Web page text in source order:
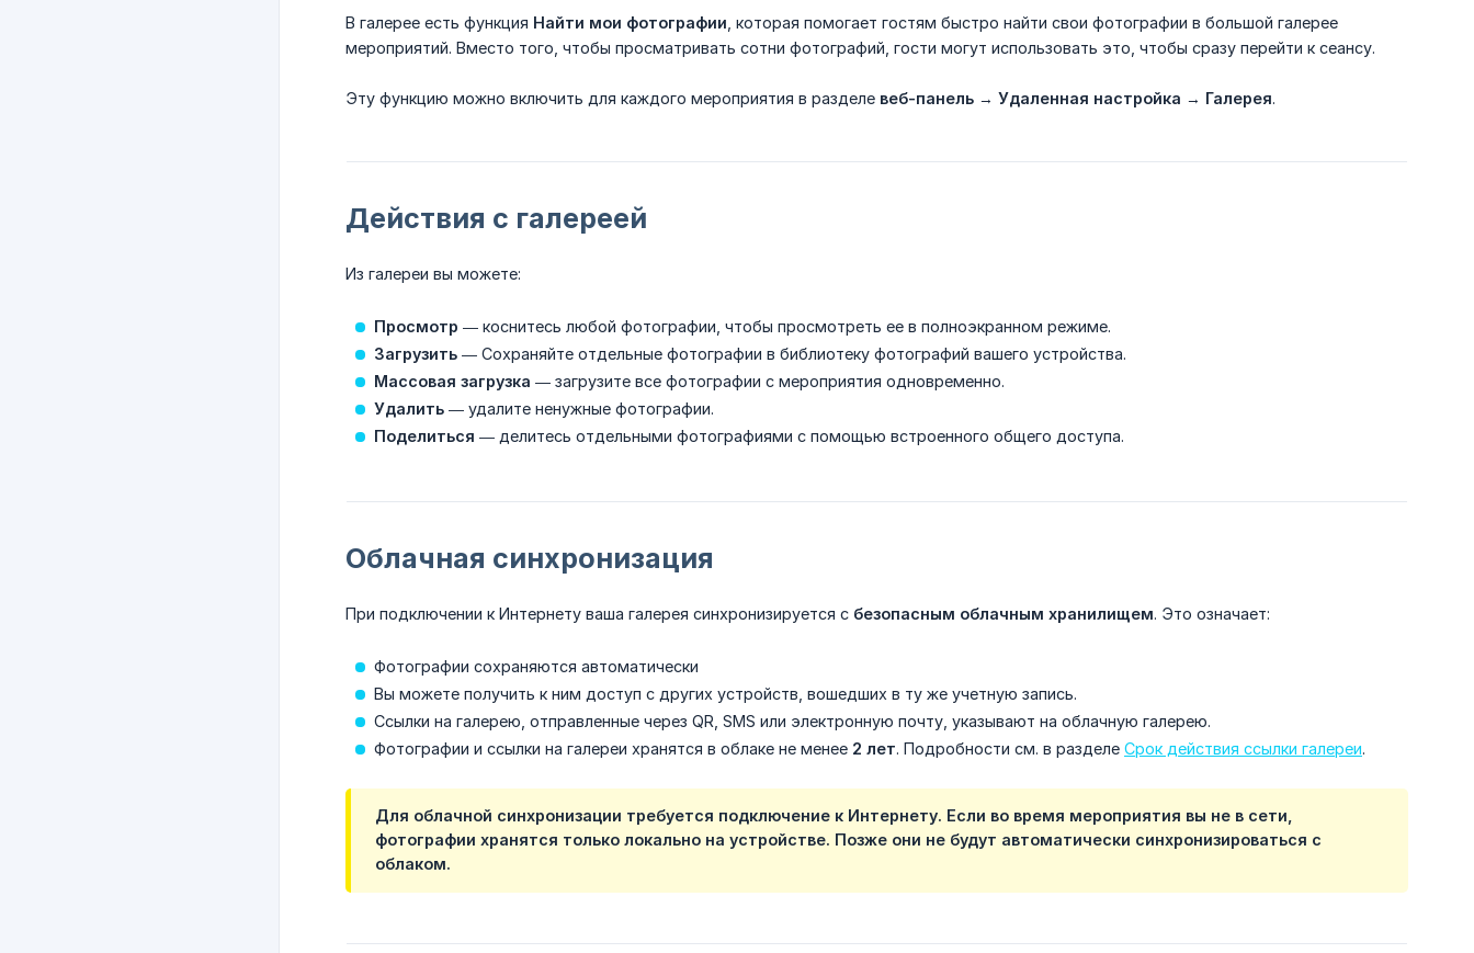
В галерее есть функция Найти мои фотографии , которая помогает гостям быстро найти свои фотографии в большой галерее
мероприятий. Вместо того, чтобы просматривать сотни фотографий, гости могут использовать это, чтобы сразу перейти к сеансу.
Эту функцию можно включить для каждого мероприятия в разделе веб-панель → Удаленная настройка → Галерея.
Действия с галереей
Из галереи вы можете:
Просмотр — коснитесь любой фотографии, чтобы просмотреть ее в полноэкранном режиме.
Загрузить — Сохраняйте отдельные фотографии в библиотеку фотографий вашего устройства.
Массовая загрузка — загрузите все фотографии с мероприятия одновременно.
Удалить — удалите ненужные фотографии.
Поделиться — делитесь отдельными фотографиями с помощью встроенного общего доступа.
Облачная синхронизация
При подключении к Интернету ваша галерея синхронизируется с безопасным облачным хранилищем. Это означает:
Фотографии сохраняются автоматически
Вы можете получить к ним доступ с других устройств, вошедших в ту же учетную запись.
Ссылки на галерею, отправленные через QR, SMS или электронную почту, указывают на облачную галерею.
Фотографии и ссылки на галереи хранятся в облаке не менее 2 лет. Подробности см. в разделе Срок действия ссылки галереи.
Для облачной синхронизации требуется подключение к Интернету. Если во время мероприятия вы не в сети,
фотографии хранятся только локально на устройстве. Позже они не будут автоматически синхронизироваться с
облаком.